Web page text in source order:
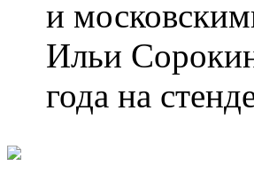
и
Ильи
года на